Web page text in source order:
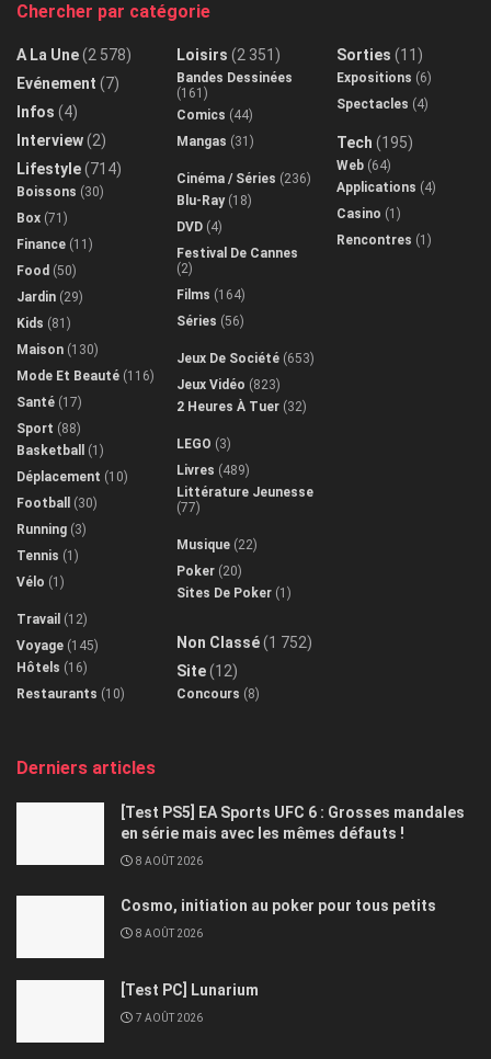
Chercher par catégorie
A La Une(2 578)
Evénement (7)
Infos (4)
Interview(2)
Lifestyle(714)
Boissons (30)
Box (71)
Finance (11)
Food (50)
Jardin (29)
Kids (81)
Maison (130)
Mode Et Beauté (116)
Santé (17)
Sport (88)
Basketball
(1)
Déplacement (10)
Football
(30)
Running (3)
Tennis (1)
Vélo (1)
Travail (12)
Voyage (145)
Hôtels (16)
Restaurants (10)
Loisirs (2 351)
Bandes Dessinées
(161)
Comics (44)
Mangas (31)
Cinéma / Séries (236)
Blu-Ray(18)
DVD (4)
Festival De Cannes
(2)
Films (164)
Séries (56)
Jeux De Société (653)
Jeux Vidéo (823)
2 Heures À Tuer (32)
LEGO (3)
Livres (489)
Littérature Jeunesse
(77)
Musique (22)
Poker (20)
Sites De Poker (1)
Non Classé(1 752)
Site(12)
Concours (8)
Sorties (11)
Expositions (6)
Spectacles (4)
Tech (195)
Web (64)
Applications (4)
Casino (1)
Rencontres (1)
Derniers articles
[Test PS5] EA Sports UFC 6 : Grosses mandales
en série mais avec les mêmes défauts !
8 AOÛT 2026
Cosmo, initiation au poker pour tous petits
8 AOÛT 2026
[Test PC] Lunarium
7 AOÛT 2026